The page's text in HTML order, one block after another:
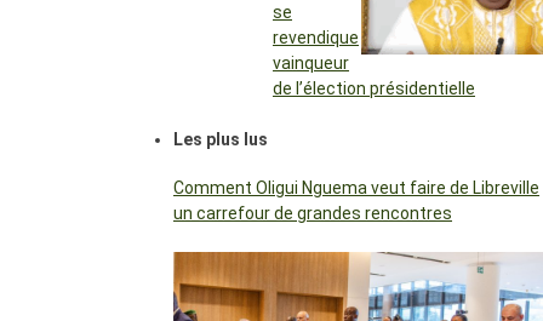
se
revendique
vainqueur
de l’élection présidentielle
Les plus lus
Comment Oligui Nguema veut faire de Libreville
un carrefour de grandes rencontres